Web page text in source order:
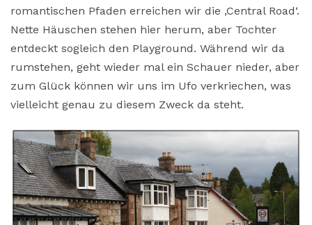
romantischen Pfaden erreichen wir die ‚Central Road‘.
Nette Häuschen stehen hier herum, aber Tochter
entdeckt sogleich den Playground. Während wir da
rumstehen, geht wieder mal ein Schauer nieder, aber
zum Glück können wir uns im Ufo verkriechen, was
vielleicht genau zu diesem Zweck da steht.